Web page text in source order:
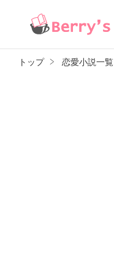
トップ 恋愛小説一覧